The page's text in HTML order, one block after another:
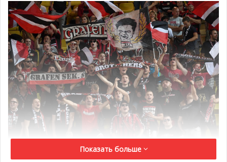
Болельщики Байера на стадионе Луи II в Монако
Показать больше